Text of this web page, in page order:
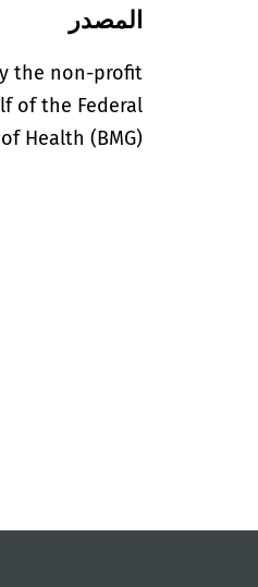
المصدر
the non-profit
of the Federal
Health (BMG).